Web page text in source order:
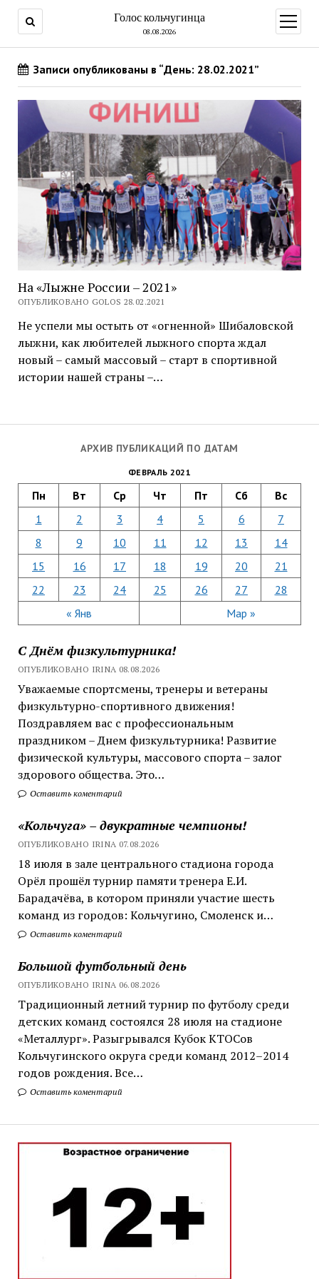
Голос кольчугинца
08.08.2026
меню
АРХИВ ПУБЛИКАЦИЙ ПО ДАТАМ
ФЕВРАЛЬ 2021
Пн Вт Ср Чт Пт Сб Вс
« Янв Мар »
1 2 3 4 5 6
7
8
9 10 11 12 13
14
15
16 17 18 19 20
21
22
23 24 25 26 27 28
С Днём физкультурника!
ОПУБЛИКОВАНО IRINA 08.08.2026
Уважаемые спортсмены, тренеры и ветераны
физкультурно-спортивного движения!
Поздравляем вас с профессиональным
праздником – Днем физкультурника! Развитие
физической культуры, массового спорта – залог
здорового общества. Это…
Оставить коментарий
«Кольчуга» – двукратные чемпионы!
ОПУБЛИКОВАНО IRINA 07.08.2026
18 июля в зале центрального стадиона города
Орёл прошёл турнир памяти тренера Е.И.
Барадачёва, в котором приняли участие шесть
команд из городов: Кольчугино, Смоленск и…
Оставить коментарий
Большой футбольный день
ОПУБЛИКОВАНО IRINA 06.08.2026
Традиционный летний турнир по футболу среди
детских команд состоялся 28 июля на стадионе
«Металлург». Разыгрывался Кубок КТОСов
Кольчугинского округа среди команд 2012–2014
годов рождения. Все…
Оставить коментарий
Записи опубликованы в “День: 28.02.2021”
На «Лыжне России – 2021»
ОПУБЛИКОВАНО GOLOS 28.02.2021
Не успели мы остыть от «огненной» Шибаловской
лыжни, как любителей лыжного спорта ждал
новый – самый массовый – старт в спортивной
истории нашей страны –…